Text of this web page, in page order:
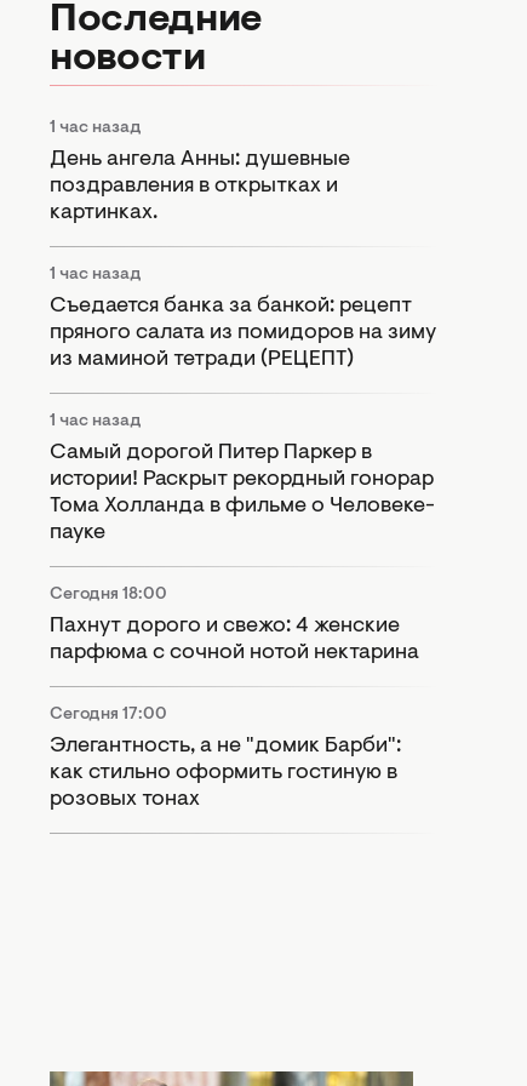
Последние
новости
1 час назад
День ангела Анны: душевные
поздравления в открытках и
картинках.
1 час назад
Съедается банка за банкой: рецепт
пряного салата из помидоров на зиму
из маминой тетради (РЕЦЕПТ)
1 час назад
Самый дорогой Питер Паркер в
истории! Раскрыт рекордный гонорар
Тома Холланда в фильме о Человеке-
пауке
Сегодня 18:00
Пахнут дорого и свежо: 4 женские
парфюма с сочной нотой нектарина
Сегодня 17:00
Элегантность, а не "домик Барби":
как стильно оформить гостиную в
розовых тонах